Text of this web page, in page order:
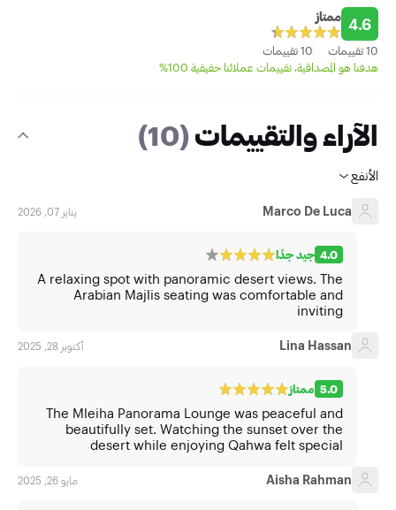
4.6 ممتاز
10 تقييمات
10 تقييمات
هدفنا هو المصداقية، تقييمات عملائنا حقيقية 100%
الآراء والتقييمات (10)
الأنفع
Marco De Luca يناير 07, 2026
4.0 جيد جدًا
A relaxing spot with panoramic desert views. The
Arabian Majlis seating was comfortable and
inviting
Lina Hassan أكتوبر 28, 2025
5.0 ممتاز
The Mleiha Panorama Lounge was peaceful and
beautifully set. Watching the sunset over the
desert while enjoying Qahwa felt special
Aisha Rahman مايو 26, 2025